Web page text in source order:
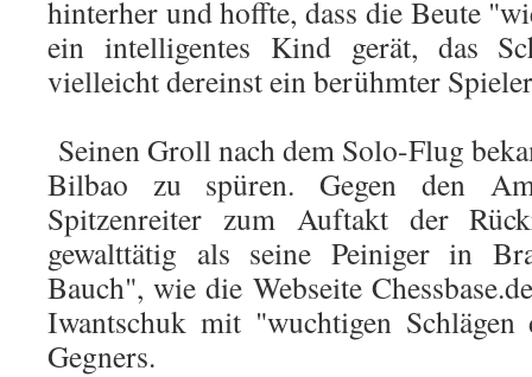
hinterher und hoffte, dass die Beute
ein intelligentes Kind gerät, das
vielleicht dereinst ein berühmter
Seinen Groll nach dem Solo-Flug
Bilbao zu spüren. Gegen den
Spitzenreiter zum Auftakt der
gewalttätig als seine Peiniger in
Bauch", wie die Webseite
Iwantschuk mit "wuchtigen
Gegners.